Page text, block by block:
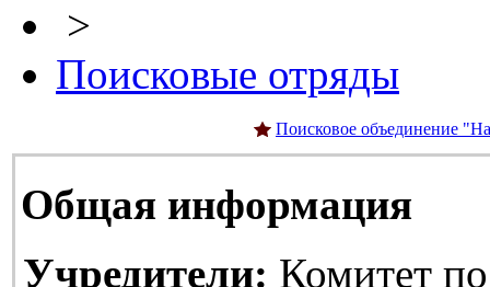
>
Поисковые отряды
Поисковое объединение
Общая информация
Учредители: Комитет